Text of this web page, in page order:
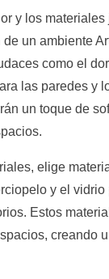
y los materiales
un ambiente
como el
las paredes y
un toque de
elige
y el vidrio
Estos
creando